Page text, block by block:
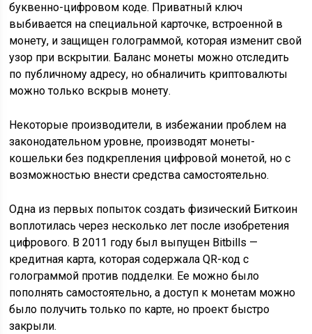
буквенно-цифровом коде. Приватный ключ
выбивается на специальной карточке, встроенной в
монету, и защищен голограммой, которая изменит свой
узор при вскрытии. Баланс монеты можно отследить
по публичному адресу, но обналичить криптовалюты
можно только вскрыв монету.
Некоторые производители, в избежании проблем на
законодательном уровне, производят монеты-
кошельки без подкрепления цифровой монетой, но с
возможностью внести средства самостоятельно.
Одна из первых попыток создать физический Биткоин
воплотилась через несколько лет после изобретения
цифрового. В 2011 году был выпущен Bitbills —
кредитная карта, которая содержала QR-код с
голограммой против подделки. Ее можно было
пополнять самостоятельно, а доступ к монетам можно
было получить только по карте, но проект быстро
закрыли.